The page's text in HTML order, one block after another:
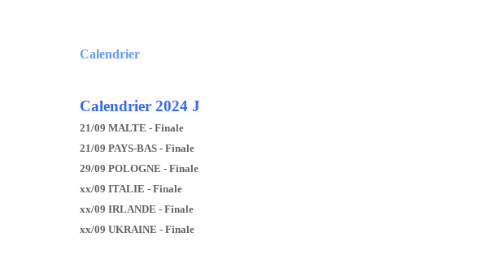
Calendrier
Calendrier 2024 J
21/09 MALTE - Finale
21/09 PAYS-BAS - Finale
29/09 POLOGNE - Finale
xx/09 ITALIE - Finale
xx/09 IRLANDE - Finale
xx/09 UKRAINE - Finale